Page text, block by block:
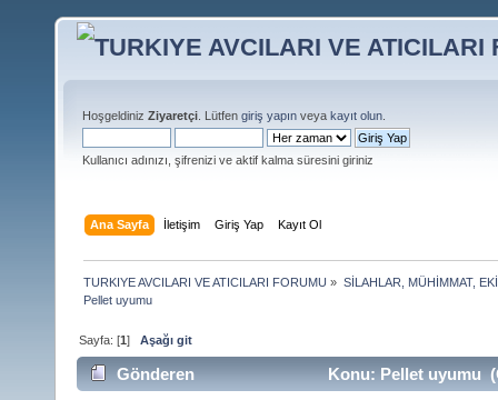
Hoşgeldiniz Ziyaretçi . Lütfen giriş yapın veya kayıt olun
Kullanıcı adınızı, şifrenizi ve aktif kalma süresini giriniz
Ana Sayfa İletişim Giriş Yap Kayıt Ol
TURKIYE AVCILARI VE ATICILARI FORUMU » SİLAHLAR, MÜHİMMAT,
Pellet uyumu
Sayfa: [1]Aşağı git
Gönderen Konu: Pellet uyumu